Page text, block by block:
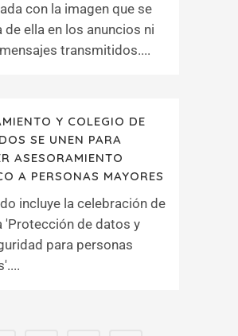
con la imagen que se
de ella en los anuncios ni
transmitidos....
Y COLEGIO DE
SE UNEN PARA
ASESORAMIENTO
A PERSONAS MAYORES
incluye la celebración de
'Protección de datos y
para personas